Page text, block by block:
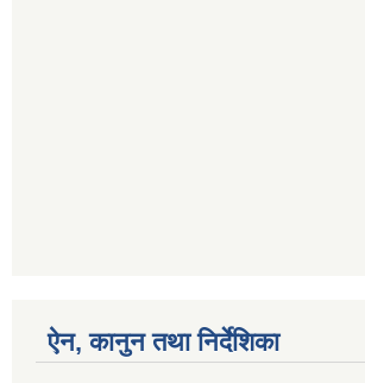
ऐन, कानुन तथा निर्देशिका